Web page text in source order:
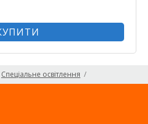
Спеціальне освітлення /